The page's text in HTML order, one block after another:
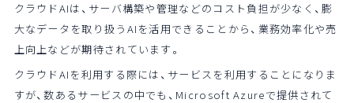
クラウドAIは、サーバ構築や管理などのコスト負担が少なく、膨
大なデータを取り扱うAIを活用できることから、業務効率化や売
上向上などが期待されています。
クラウドAIを利用する際には、サービスを利用することになりま
すが、数あるサービスの中でも、Microsoft Azureで提供されて